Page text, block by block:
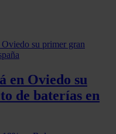
en Oviedo su
de baterías en